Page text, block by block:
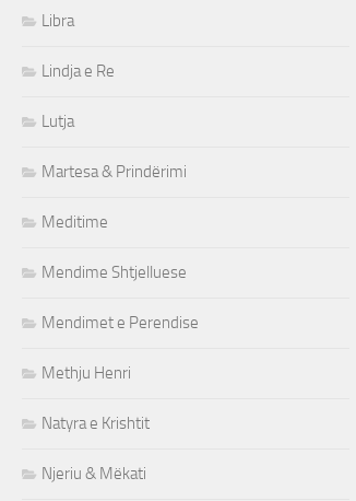
Libra
Lindja e Re
Lutja
Martesa & Prindërimi
Meditime
Mendime Shtjelluese
Mendimet e Perendise
Methju Henri
Natyra e Krishtit
Njeriu & Mëkati